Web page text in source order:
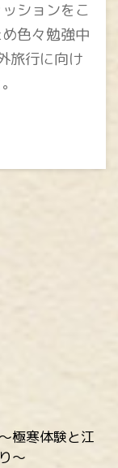
ションをこ
色々勉強中
旅行に向け
極寒体験と江
～